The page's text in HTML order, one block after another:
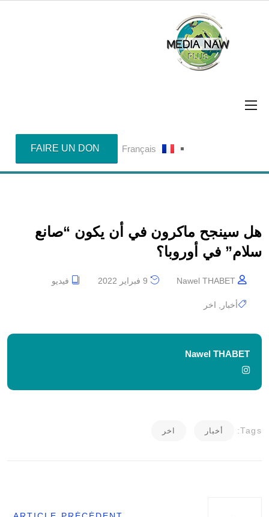
Français
FAIRE UN DON
هل سينجح ماكرون في أن يكون “صانع
سلام” في أوروبا؟
Nawel THABET فيديو
أخبار اخر
Nawel THABET
Tags: أخبار اخر